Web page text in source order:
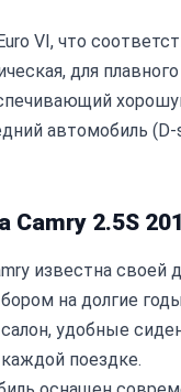
VI, что
для
автомобиль
2.5S
известна
на долгие
удобные
поездке.